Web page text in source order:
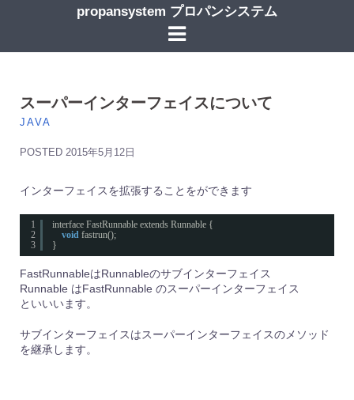
ン
propansystem プロパンシステム
スーパーインターフェイスについて
JAVA
POSTED 2015年5月12日
インターフェイスを拡張することをができます
1
2
3
interface FastRunnable extends Runnable {
void fastrun();
}
FastRunnableはRunnableのサブインターフェイス
Runnable はFastRunnable のスーパーインターフェイス
といいいます。
サブインターフェイスはスーパーインターフェイスのメソッド
を継承します。